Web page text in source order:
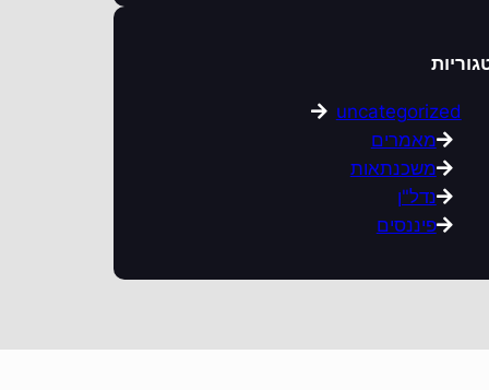
uncategorized
מאמרים
משכנתאות
נדל"ן
פיננסים